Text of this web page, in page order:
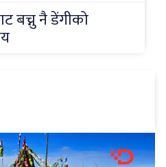
बच्नु नै डेंगीको